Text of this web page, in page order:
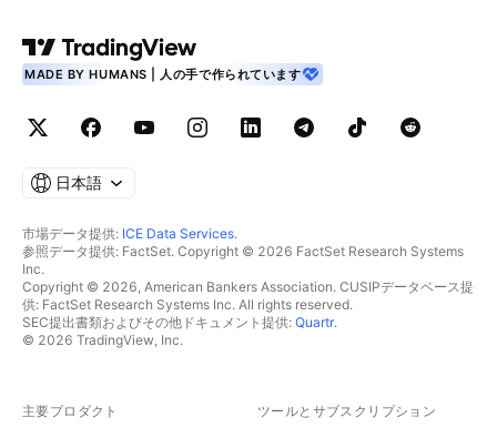
MADE BY HUMANS | 人の手で作られています
日本語
市場データ提供: ICE Data Services.
参照データ提供: FactSet. Copyright © 2026 FactSet Research Systems
Inc.
Copyright © 2026, American Bankers Association. CUSIPデータベース提
供: FactSet Research Systems Inc. All rights reserved.
SEC提出書類およびその他ドキュメント提供: Quartr.
© 2026 TradingView, Inc.
主要プロダクト ツールとサブスクリプション